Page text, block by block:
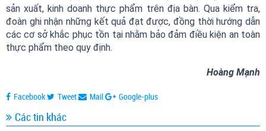
sản xuất, kinh doanh thực phẩm trên địa bàn. Qua kiểm tra,
đoàn ghi nhận những kết quả đạt được, đồng thời hướng dẫn
các cơ sở khắc phục tồn tại nhằm bảo đảm điều kiện an toàn
thực phẩm theo quy định.
Hoàng Mạnh
Facebook Tweet Mail Google-plus
Các tin khác